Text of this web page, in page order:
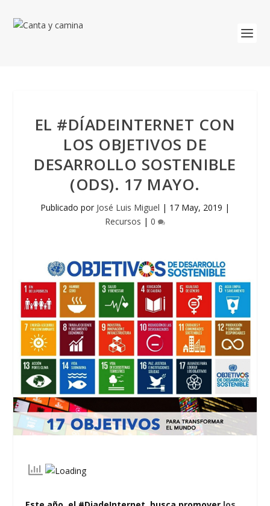
EL #DÍADEINTERNET CON
LOS OBJETIVOS DE
DESARROLLO SOSTENIBLE
(ODS). 17 MAYO.
Publicado por José Luis Miguel | 17 May, 2019 |
Recursos | 0